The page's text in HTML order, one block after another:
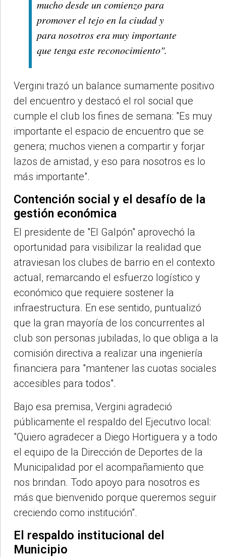
mucho desde un comienzo para
promover el tejo en la ciudad y
para nosotros era muy importante
que tenga este reconocimiento".
Vergini trazó un balance sumamente positivo
del encuentro y destacó el rol social que
cumple el club los fines de semana: "Es muy
importante el espacio de encuentro que se
genera; muchos vienen a compartir y forjar
lazos de amistad, y eso para nosotros es lo
más importante".
Contención social y el desafío de la
gestión económica
El presidente de "El Galpón" aprovechó la
oportunidad para visibilizar la realidad que
atraviesan los clubes de barrio en el contexto
actual, remarcando el esfuerzo logístico y
económico que requiere sostener la
infraestructura. En ese sentido, puntualizó
que la gran mayoría de los concurrentes al
club son personas jubiladas, lo que obliga a la
comisión directiva a realizar una ingeniería
financiera para "mantener las cuotas sociales
accesibles para todos".
Bajo esa premisa, Vergini agradeció
públicamente el respaldo del Ejecutivo local:
"Quiero agradecer a Diego Hortiguera y a todo
el equipo de la Dirección de Deportes de la
Municipalidad por el acompañamiento que
nos brindan. Todo apoyo para nosotros es
más que bienvenido porque queremos seguir
creciendo como institución".
El respaldo institucional del
Municipio